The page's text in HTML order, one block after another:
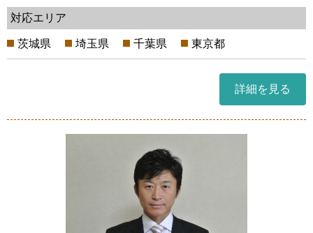
対応エリア
茨城県 埼玉県 千葉県 東京都
詳細を見る